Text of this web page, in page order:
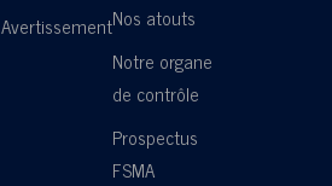
AvertissementNos atouts
Notre organe
de contrôle
Prospectus
FSMA